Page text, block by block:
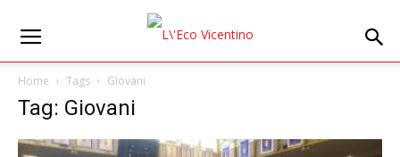
Home Tags Giovani
Tag: Giovani